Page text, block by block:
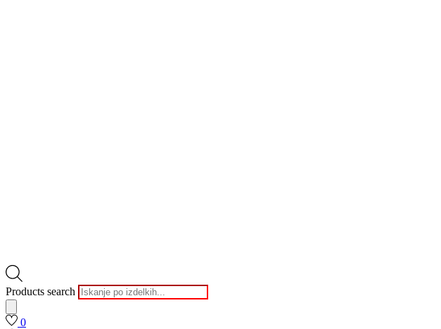
Products search
0